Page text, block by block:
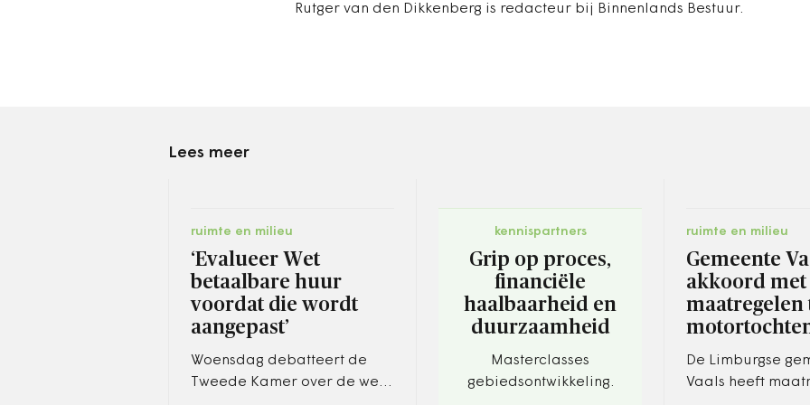
Rutger van den Dikkenberg is redacteur bij Binnenlands Bestuur.
Lees meer
ruimte en milieu
‘Evalueer Wet
betaalbare huur
voordat die wordt
aangepast’
Woensdag debatteert de
Tweede Kamer over de wet
kennispartners
Grip op proces,
financiële
haalbaarheid en
duurzaamheid
Masterclasses
gebiedsontwikkeling.
ruimte en milieu
Gemeente
akkoord met
maatregelen
De Limburgse
Vaals heeft